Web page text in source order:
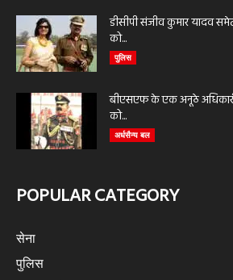
डीसीपी संजीव कुमार यादव
को...
पुलिस
बीएसएफ के एक अनूठे
को...
अर्धसैन्य बल
POPULAR CATEGORY
सेना
पुलिस